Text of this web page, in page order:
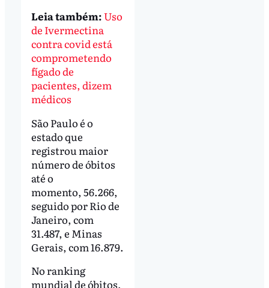
Leia também:Uso
de Ivermectina
contra covid está
comprometendo
fígado de
pacientes, dizem
médicos
São Paulo é o
estado que
registrou maior
número de óbitos
até o
momento, 56.266,
seguido por Rio de
Janeiro, com
31.487, e Minas
Gerais, com 16.879.
No ranking
mundial de óbitos,